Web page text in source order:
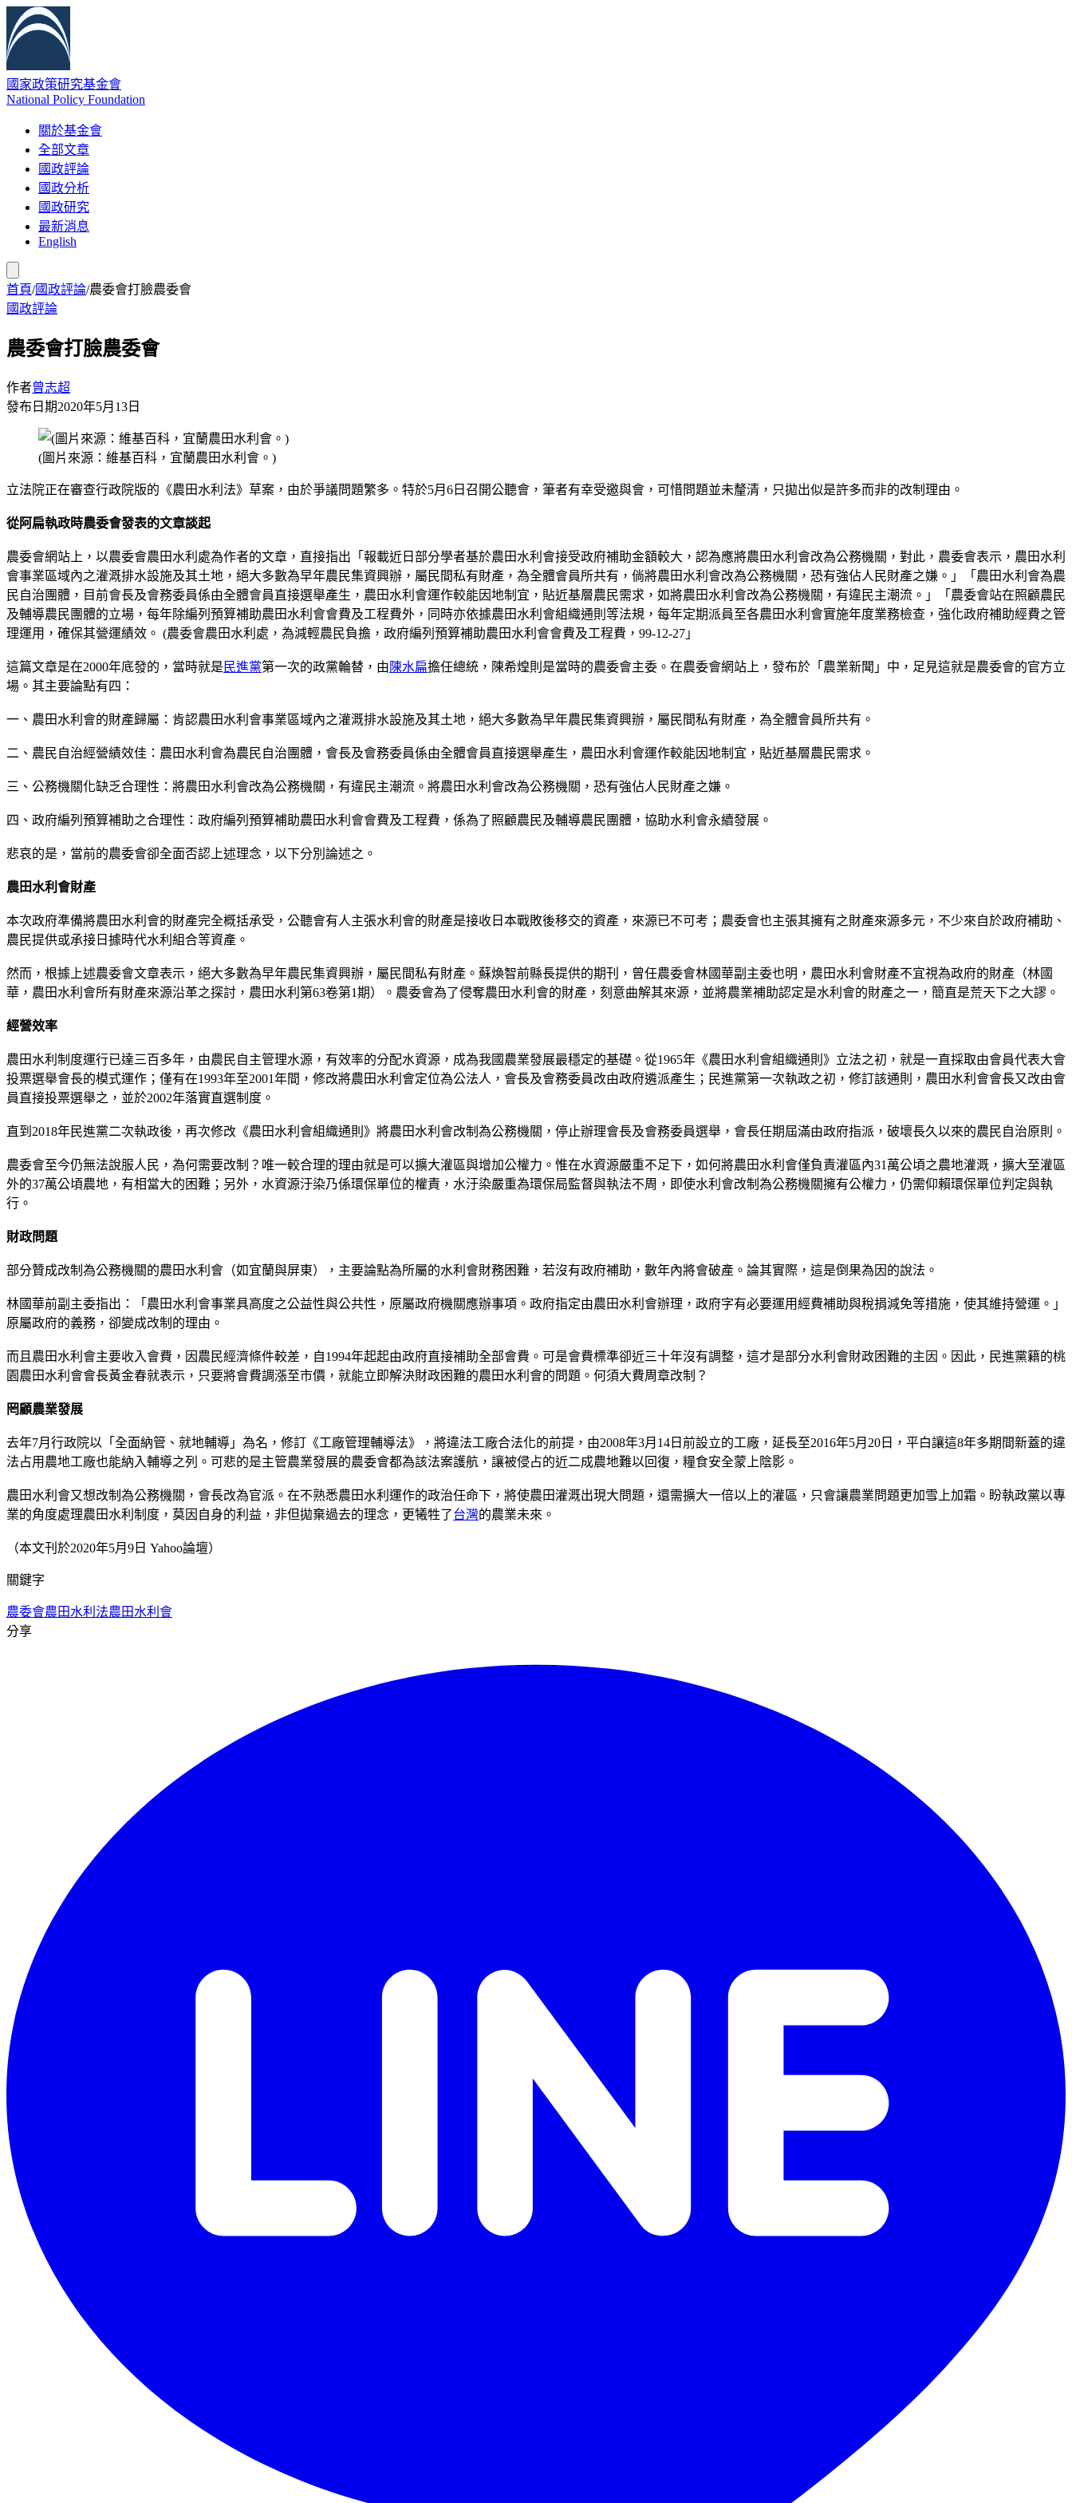
國家政策研究基金會
National Policy Foundation
關於基金會
全部文章
國政評論
國政分析
國政研究
最新消息
English
首頁/國政評論/農委會打臉農委會
國政評論
農委會打臉農委會
作者曾志超
發布日期2020年5月13日
(圖片來源：維基百科，宜蘭農田水利會。)
立法院正在審查行政院版的《農田水利法》草案，由於爭議問題繁多。特於5月6日召開公聽會，筆者有幸受邀與會，可惜問題並未釐清，只拋出似是許多而非的改制理由。
從阿扁執政時農委會發表的文章談起
農委會網站上，以農委會農田水利處為作者的文章，直接指出「報載近日部分學者基於農田水利會接受政府補助金額較大，認為應將農田水利會改為公務機關，對此，農委會表示，農田水利
會事業區域內之灌溉排水設施及其土地，絕大多數為早年農民集資興辦，屬民間私有財產，為全體會員所共有，倘將農田水利會改為公務機關，恐有強佔人民財產之嫌。」「農田水利會為農
民自治團體，目前會長及會務委員係由全體會員直接選舉產生，農田水利會運作較能因地制宜，貼近基層農民需求，如將農田水利會改為公務機關，有違民主潮流。」「農委會站在照顧農民
及輔導農民團體的立場，每年除編列預算補助農田水利會會費及工程費外，同時亦依據農田水利會組織通則等法規，每年定期派員至各農田水利會實施年度業務檢查，強化政府補助經費之管
理運用，確保其營運績效。 (農委會農田水利處，為減輕農民負擔，政府編列預算補助農田水利會會費及工程費，99-12-27」
這篇文章是在2000年底發的，當時就是 民進黨第一次的政黨輪替，由 陳水扁擔任總統，陳希煌則是當時的農委會主委。在農委會網站上，發布於「農業新聞」中，足見這就是農委會的官方立
場。其主要論點有四：
一、農田水利會的財產歸屬：肯認農田水利會事業區域內之灌溉排水設施及其土地，絕大多數為早年農民集資興辦，屬民間私有財產，為全體會員所共有。
二、農民自治經營績效佳：農田水利會為農民自治團體，會長及會務委員係由全體會員直接選舉產生，農田水利會運作較能因地制宜，貼近基層農民需求。
三、公務機關化缺乏合理性：將農田水利會改為公務機關，有違民主潮流。將農田水利會改為公務機關，恐有強佔人民財產之嫌。
四、政府編列預算補助之合理性：政府編列預算補助農田水利會會費及工程費，係為了照顧農民及輔導農民團體，協助水利會永續發展。
悲哀的是，當前的農委會卻全面否認上述理念，以下分別論述之。
農田水利會財產
本次政府準備將農田水利會的財產完全概括承受，公聽會有人主張水利會的財產是接收日本戰敗後移交的資產，來源已不可考；農委會也主張其擁有之財產來源多元，不少來自於政府補助、
農民提供或承接日據時代水利組合等資產。
然而，根據上述農委會文章表示，絕大多數為早年農民集資興辦，屬民間私有財產。蘇煥智前縣長提供的期刊，曾任農委會林國華副主委也明，農田水利會財產不宜視為政府的財產（林國
華，農田水利會所有財產來源沿革之探討，農田水利第63卷第1期）。農委會為了侵奪農田水利會的財產，刻意曲解其來源，並將農業補助認定是水利會的財產之一，簡直是荒天下之大謬。
經營效率
農田水利制度運行已達三百多年，由農民自主管理水源，有效率的分配水資源，成為我國農業發展最穩定的基礎。從1965年《農田水利會組織通則》立法之初，就是一直採取由會員代表大會
投票選舉會長的模式運作；僅有在1993年至2001年間，修改將農田水利會定位為公法人，會長及會務委員改由政府遴派產生；民進黨第一次執政之初，修訂該通則，農田水利會會長又改由會
員直接投票選舉之，並於2002年落實直選制度。
直到2018年民進黨二次執政後，再次修改《農田水利會組織通則》將農田水利會改制為公務機關，停止辦理會長及會務委員選舉，會長任期屆滿由政府指派，破壞長久以來的農民自治原則。
農委會至今仍無法說服人民，為何需要改制？唯一較合理的理由就是可以擴大灌區與增加公權力。惟在水資源嚴重不足下，如何將農田水利會僅負責灌區內31萬公頃之農地灌溉，擴大至灌區
外的37萬公頃農地，有相當大的困難；另外，水資源汙染乃係環保單位的權責，水汙染嚴重為環保局監督與執法不周，即使水利會改制為公務機關擁有公權力，仍需仰賴環保單位判定與執
行。
財政問題
部分贊成改制為公務機關的農田水利會（如宜蘭與屏東），主要論點為所屬的水利會財務困難，若沒有政府補助，數年內將會破產。論其實際，這是倒果為因的說法。
林國華前副主委指出：「農田水利會事業具高度之公益性與公共性，原屬政府機關應辦事項。政府指定由農田水利會辦理，政府字有必要運用經費補助與稅捐減免等措施，使其維持營運。」
原屬政府的義務，卻變成改制的理由。
而且農田水利會主要收入會費，因農民經濟條件較差，自1994年起起由政府直接補助全部會費。可是會費標準卻近三十年沒有調整，這才是部分水利會財政困難的主因。因此，民進黨籍的桃
園農田水利會會長黃金春就表示，只要將會費調漲至市價，就能立即解決財政困難的農田水利會的問題。何須大費周章改制？
罔顧農業發展
去年7月行政院以「全面納管、就地輔導」為名，修訂《工廠管理輔導法》，將違法工廠合法化的前提，由2008年3月14日前設立的工廠，延長至2016年5月20日，平白讓這8年多期間新蓋的違
法占用農地工廠也能納入輔導之列。可悲的是主管農業發展的農委會都為該法案護航，讓被侵占的近二成農地難以回復，糧食安全蒙上陰影。
農田水利會又想改制為公務機關，會長改為官派。在不熟悉農田水利運作的政治任命下，將使農田灌溉出現大問題，還需擴大一倍以上的灌區，只會讓農業問題更加雪上加霜。盼執政黨以專
業的角度處理農田水利制度，莫因自身的利益，非但拋棄過去的理念，更犧牲了台灣的農業未來。
（本文刊於2020年5月9日 Yahoo論壇）
關鍵字
農委會農田水利法農田水利會
分享